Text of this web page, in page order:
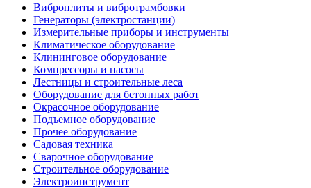
Виброплиты и вибротрамбовки
Генераторы (электростанции)
Измерительные приборы и инструменты
Климатическое оборудование
Клининговое оборудование
Компрессоры и насосы
Лестницы и строительные леса
Оборудование для бетонных работ
Окрасочное оборудование
Подъемное оборудование
Прочее оборудование
Садовая техника
Сварочное оборудование
Строительное оборудование
Электроинструмент